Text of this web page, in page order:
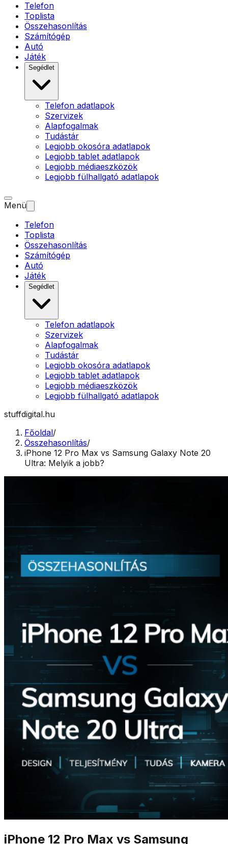
Telefon
Toplista
Összehasonlítás
Számítógép
Autó
Játék
Segédlet
Telefon adatlapok
Szervizek
Alapfogalmak
Tudástár
Legjobb okosóra adatlapok
Legjobb tablet adatlapok
Legjobb médiaeszközök
Legjobb fülhallgató adatlapok
Menü
Telefon
Toplista
Összehasonlítás
Számítógép
Autó
Játék
Segédlet
Telefon adatlapok
Szervizek
Alapfogalmak
Tudástár
Legjobb okosóra adatlapok
Legjobb tablet adatlapok
Legjobb médiaeszközök
Legjobb fülhallgató adatlapok
stuffdigital.hu
Főoldal/
Összehasonlítás/
iPhone 12 Pro Max vs Samsung Galaxy Note 20
Ultra: Melyik a jobb?
iPhone 12 Pro Max vs Samsung